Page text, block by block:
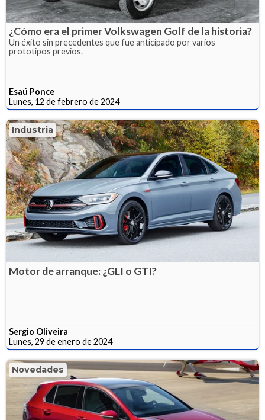
¿Cómo era el primer Volkswagen Golf de la historia?
Un éxito sin precedentes que fue anticipado por varios
prototipos previos.
Esaú Ponce
Lunes, 12 de febrero de 2024
Industria
Motor de arranque: ¿GLI o GTI?
Sergio Oliveira
Lunes, 29 de enero de 2024
Novedades